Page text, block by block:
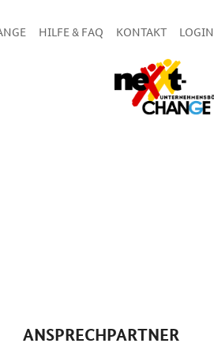
HILFE & FAQ KONTAKT LOGIN
ANSPRECHPARTNER